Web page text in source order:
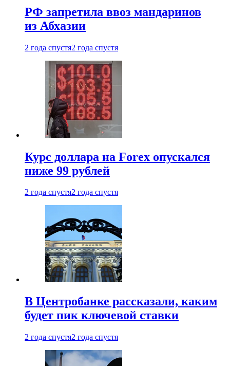
РФ запретила ввоз мандаринов
из Абхазии
2 года спустя2 года спустя
Курс доллара на Forex опускался
ниже 99 рублей
2 года спустя2 года спустя
В Центробанке рассказали, каким
будет пик ключевой ставки
2 года спустя2 года спустя